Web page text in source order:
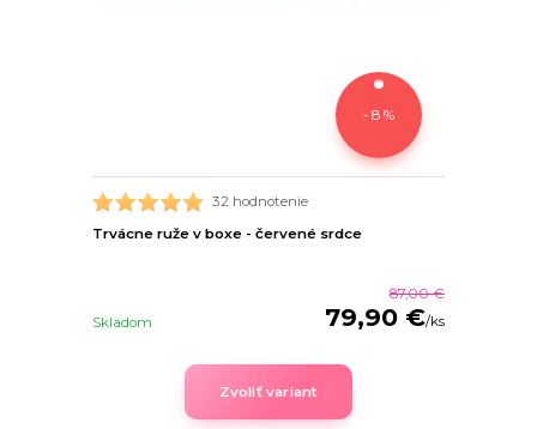
- 8 %
32 hodnotenie
Trvácne ruže v boxe - červené srdce
87,00 €
79,90 €/ks
Skladom
Zvoliť variant